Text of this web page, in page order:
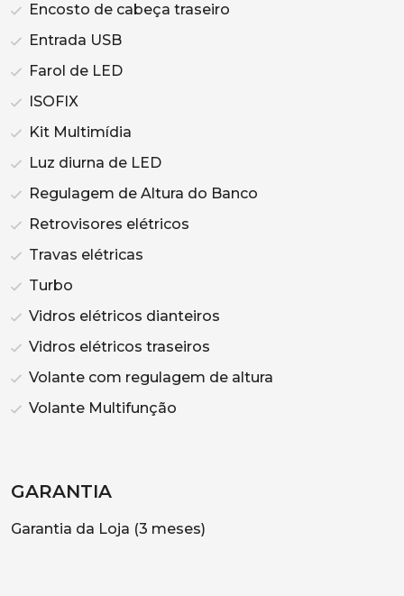
Encosto de cabeça traseiro
Entrada USB
Farol de LED
ISOFIX
Kit Multimídia
Luz diurna de LED
Regulagem de Altura do Banco
Retrovisores elétricos
Travas elétricas
Turbo
Vidros elétricos dianteiros
Vidros elétricos traseiros
Volante com regulagem de altura
Volante Multifunção
GARANTIA
Garantia da Loja (3 meses)